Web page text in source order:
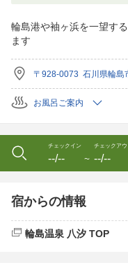
輪島港や袖ヶ浜を一望す
ます
〒928-0073 石川県輪島
お風呂ご案内
チェックイン
--/-- 〜
チェックアウ
--/--
宿からの情報
輪島温泉 八汐 TOP